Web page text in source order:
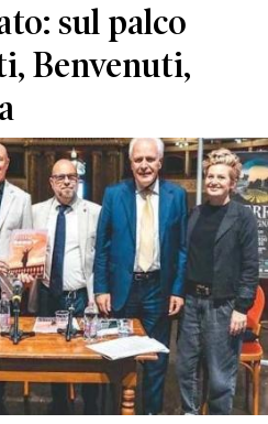
sul palco
Benvenuti,